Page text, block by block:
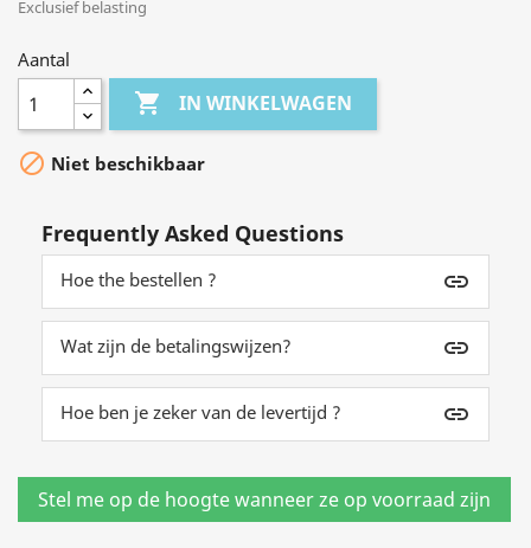
Exclusief belasting
Aantal
 IN WINKELWAGEN
 Niet beschikbaar
Frequently Asked Questions
Hoe the bestellen ? insert_link
Wat zijn de betalingswijzen? insert_link
Hoe ben je zeker van de levertijd ? insert_link